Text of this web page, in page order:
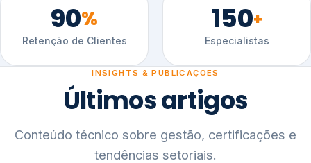
90%
Retenção de Clientes
150+
Especialistas
INSIGHTS & PUBLICAÇÕES
Últimos artigos
Conteúdo técnico sobre gestão, certificações e
tendências setoriais.